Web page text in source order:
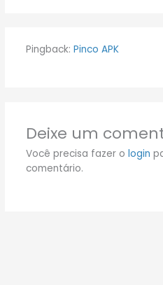
Pingback: Pinco APK
Deixe um
Você precisa fazer o login
comentário.